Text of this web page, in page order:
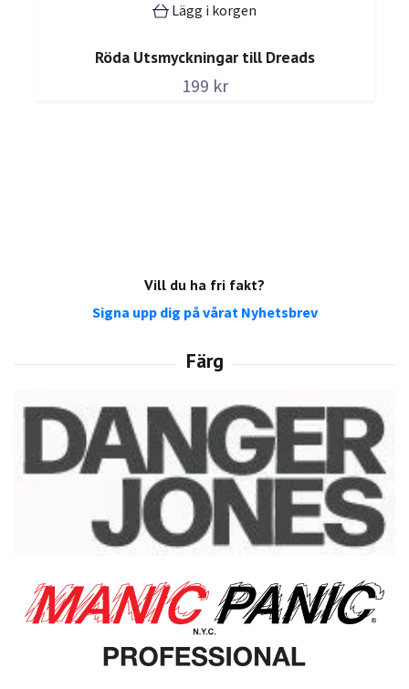
Vill du ha fri fakt?
Signa upp dig på vårat Nyhetsbrev
Lägg i korgen
Röda Utsmyckningar till Dreads
199 kr